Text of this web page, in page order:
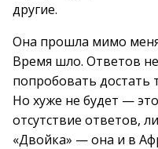
другие.
Она прошла мимо
Время шло. Ответов
попробовать достать
Но хуже не будет —
отсутствие ответов,
«Двойка» — она и в